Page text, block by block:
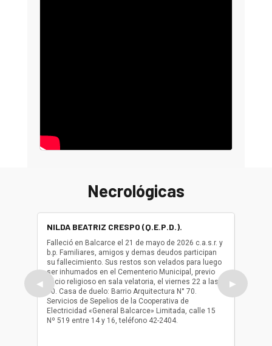
Necrológicas
◀
NILDA BEATRIZ CRESPO (Q.E.P.D.).
Falleció en Balcarce el 21 de mayo de 2026 c.a.s.r. y
b.p. Familiares, amigos y demas deudos participan
su fallecimiento. Sus restos son velados para luego
ser inhumados en el Cementerio Municipal, previo
oficio religioso en sala velatoria, el viernes 22 a las
10. Casa de duelo: Barrio Arquitectura N° 70.
Servicios de Sepelios de la Cooperativa de
Electricidad «General Balcarce» Limitada, calle 15
Nº 519 entre 14 y 16, teléfono 42-2404.
ser
oficio
▶